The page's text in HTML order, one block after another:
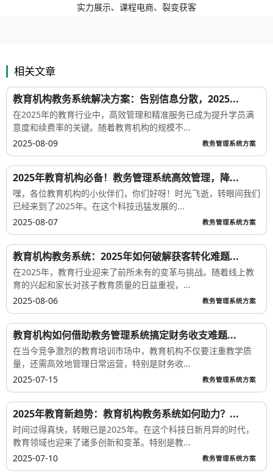
实力展示、课程电商、裂变获客
相关文章
教育机构教务系统解决方案：告别信息分散，2025...
在2025年的教育行业中，高效管理和精准服务已成为提升学员满
意度和续费率的关键。随着教育机构的规模不...
2025-08-09
教务管理系统方案
2025年教育机构必备！教务管理系统高效管理，降...
嘿，各位教育机构的小伙伴们，你们好呀！时光飞逝，转眼间我们
已经来到了2025年。在这个科技迅猛发展的...
2025-08-07
教务管理系统方案
教育机构教务系统：2025年如何破解获客转化难题...
在2025年，教育行业迎来了前所未有的变革与挑战。随着线上教
育的兴起和家长对孩子教育质量的日益重视，...
2025-08-06
教务管理系统方案
教育机构如何借助教务管理系统搞定财务收支难题...
在当今竞争激烈的教育培训市场中，教育机构不仅要注重教学质
量，还需高效地管理日常运营，特别是财务收...
2025-07-15
教务管理系统方案
2025年教育新趋势：教育机构教务系统如何助力？...
时间过得真快，转眼已是2025年。在这个科技日新月异的时代，
教育领域也迎来了诸多创新和变革。特别是教...
2025-07-10
教务管理系统方案